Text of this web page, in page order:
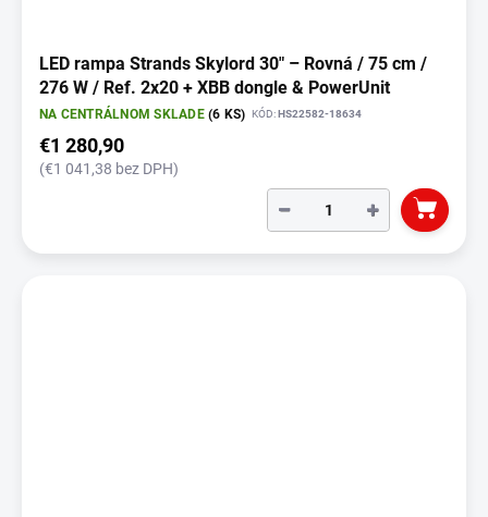
LED rampa Strands Skylord 30" – Rovná / 75 cm /
276 W / Ref. 2x20 + XBB dongle & PowerUnit
NA CENTRÁLNOM SKLADE(6 KS) KÓD:HS22582-18634
€1 280,90
(€1 041,38 bez DPH)
+
−